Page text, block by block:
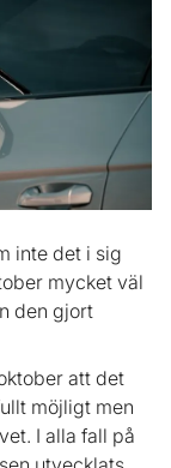
inte det i sig
mycket väl
den gjort
att det
möjligt men
I alla fall på